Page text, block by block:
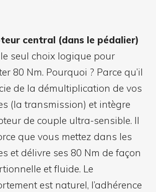
central (dans le pédalier)
le seul choix logique pour
80 Nm. Pourquoi ? Parce qu’il
de la démultiplication de vos
(la transmission) et intègre
de couple ultra-sensible. Il
que vous mettez dans les
et délivre ses 80 Nm de façon
et fluide. Le
est naturel, l’adhérence